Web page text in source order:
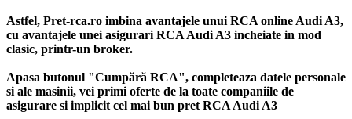
Astfel, Pret-rca.ro imbina avantajele unui RCA online Audi A3,
cu avantajele unei asigurari RCA Audi A3 incheiate in mod
clasic, printr-un broker.
Apasa butonul "Cumpără RCA", completeaza datele personale
si ale masinii, vei primi oferte de la toate companiile de
asigurare si implicit cel mai bun pret RCA Audi A3